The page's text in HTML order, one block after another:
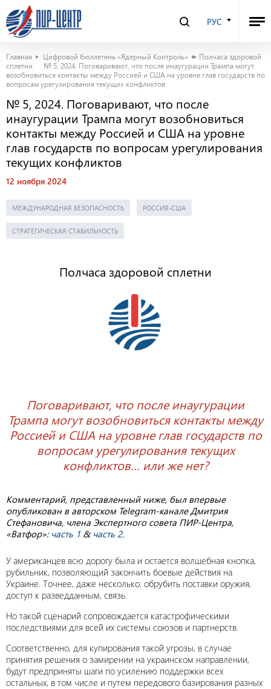
РУС
Главная Цифровой бюллетень «Ядерный Контроль»
Полчаса здоровой
сплетни
№ 5, 2024. Поговаривают, что после инаугурации Трампа могут
возобновиться контакты между Россией и США на уровне глав государств по
вопросам урегулирования текущих конфликтов
№ 5, 2024. Поговаривают, что после
инаугурации Трампа могут возобновиться
контакты между Россией и США на уровне
глав государств по вопросам урегулирования
текущих конфликтов
12 ноября 2024
МЕЖДУНАРОДНАЯ БЕЗОПАСНОСТЬ РОССИЯ-США
СТРАТЕГИЧЕСКАЯ СТАБИЛЬНОСТЬ
Полчаса здоровой сплетни
Поговаривают, что после инаугурации
Трампа могут возобновиться контакты между
Россией и США на уровне глав государств по
вопросам урегулирования текущих
конфликтов… или же нет?
Комментарий, представленный ниже, был впервые
опубликован в авторском Telegram-канале Дмитрия
Стефановича, члена Экспертного совета ПИР-Центра,
«Ватфор»: часть 1 & часть 2.
У американцев всю дорогу была и остается волшебная кнопка,
рубильник, позволяющий закончить боевые действия на
Украине. Точнее, даже несколько: обрубить поставки оружия,
доступ к разведданным, связь.
Но такой сценарий сопровождается катастрофическими
последствиями для всей их системы союзов и партнерств.
Соответственно, для купирования такой угрозы, в случае
принятия решения о замирении на украинском направлении,
будут предприняты шаги по усилению поддержки всех
остальных, в том числе и путем передового базирования разных